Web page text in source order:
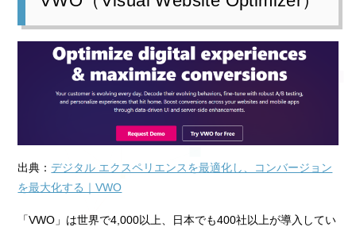
出典：デジタル エクスペリエンスを最適化し、コンバージョン
を最大化する｜VWO
「VWO」は世界で4,000以上、日本でも400社以上が導入してい